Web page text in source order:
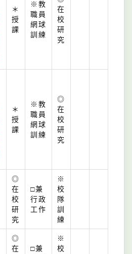
＊
授
課
※教
職員
網球
訓練
在
校
研
究
＊
授
課
※教
職員
網球
訓練
◎
在
校
研
究
◎
在
校
研
究
□兼
行政
工作
※
校
隊
訓
練
◎
在
□兼
※
校